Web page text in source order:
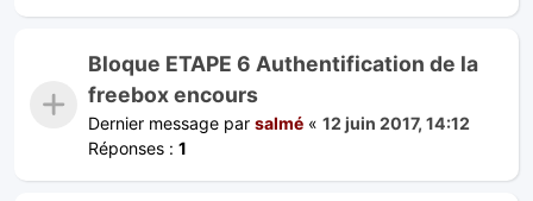
Bloque ETAPE 6 Authentification de la
freebox encours
Dernier message par salmé « 12 juin 2017, 14:12
Réponses : 1